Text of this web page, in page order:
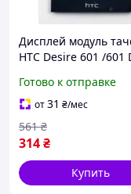
Дисплей модуль
HTC Desire 601 /601
рамкой
Готово к отправке
от31 ₴/мес
314₴
561 ₴
Купить